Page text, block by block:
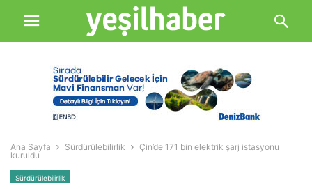
Ana Sayfa Sürdürülebilirlik
Çin’de 171 bin elektrik şarj istasyonu
kuruldu
Sürdürülebilirlik